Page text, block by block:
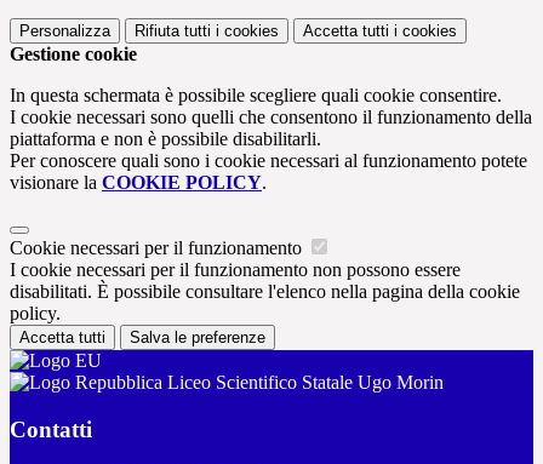
Personalizza Rifiuta tutti i cookies Accetta tutti i cookies
Gestione cookie
In questa schermata è possibile scegliere quali cookie consentire.
I cookie necessari sono quelli che consentono il funzionamento della
piattaforma e non è possibile disabilitarli.
Per conoscere quali sono i cookie necessari al funzionamento potete
visionare la COOKIE POLICY.
Cookie necessari per il funzionamento
I cookie necessari per il funzionamento non possono essere
disabilitati. È possibile consultare l'elenco nella pagina della cookie
policy.
Accetta tutti Salva le preferenze
Liceo Scientifico Statale Ugo Morin
Contatti